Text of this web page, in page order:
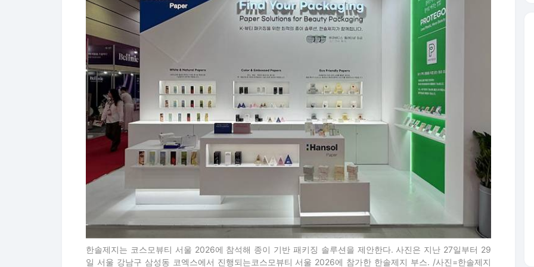
한솔제지는 코스모뷰티 서울 2026에 참석해 종이 기반 패키징 솔루션을 제안한다. 사진은 지난 27일부터 29
일 서울 강남구 삼성동 코엑스에서 진행되는코스모뷰티 서울 2026에 참가한 한솔제지 부스. /사진=한솔제지